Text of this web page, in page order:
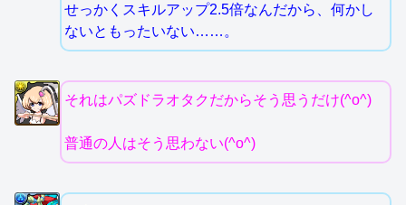
せっかくスキルアップ2.5倍なんだから、何かし
ないともったいない……。
それはパズドラオタクだからそう思うだけ(^o^)
普通の人はそう思わない(^o^)